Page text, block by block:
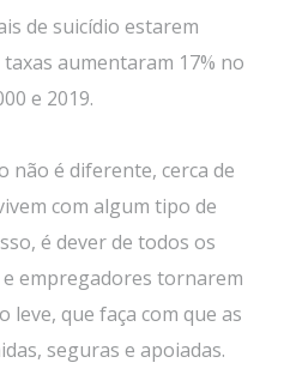
de suicídio estarem
aumentaram 17% no
e 2019.
não é diferente, cerca de
com algum tipo de
é dever de todos os
empregadores tornarem
que faça com que as
seguras e apoiadas.